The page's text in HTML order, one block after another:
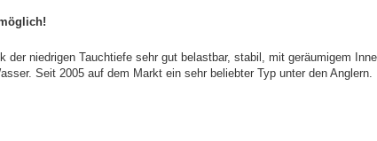
niedrigen Tauchtiefe sehr gut belastbar, stabil, mit geräumigem
Seit 2005 auf dem Markt ein sehr beliebter Typ unter den Anglern.